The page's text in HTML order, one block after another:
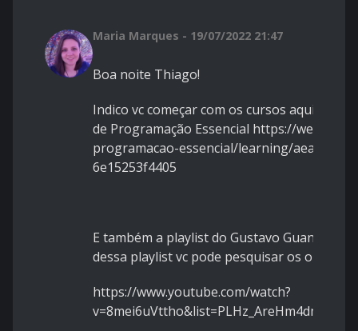
Maria Marques - 19/07/2022 21:47
Boa noite Thiago!
Indico vc começar com os cursos aqui da
de Programação Essencial https://
programacao-essencial/learning/
6e15253f4405
E também a playlist do Gustavo Guanabara
dessa playlist vc pode pesquisar os outros
https://www.youtube.com/watch?